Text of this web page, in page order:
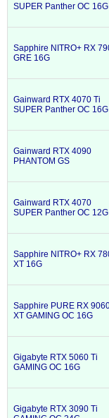
SUPER Panther OC 16G
Sapphire NITRO+ RX
GRE 16G
Gainward RTX 4070 Ti
SUPER Panther OC 16G
Gainward RTX 4090
PHANTOM GS
Gainward RTX 4070
SUPER Panther OC 12G
Sapphire NITRO+ RX
XT 16G
Sapphire PURE RX
XT GAMING OC 16G
Gigabyte RTX 5060 Ti
GAMING OC 16G
Gigabyte RTX 3090 Ti